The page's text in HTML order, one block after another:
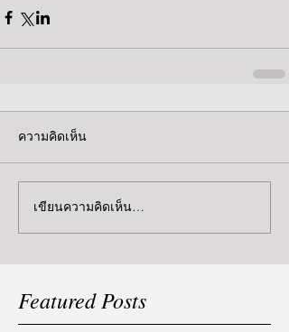
ความคิดเห็น
เขียนความคิดเห็น…
Featured Posts